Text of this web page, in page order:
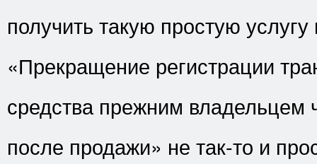
получить такую простую услугу
«Прекращение регистрации
средства прежним владельцем
после продажи» не так-то и